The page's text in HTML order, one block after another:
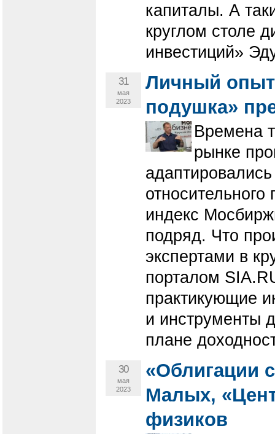
капиталы. А
круглом столе
инвестиций»
31
мая
2023
Личный
подушка»
Времена
рынке
индекс
подряд. Что
экспертами в
порталом
практикующие
и инструменты
плане
30
мая
2023
«Облигации
Малых,
физиков